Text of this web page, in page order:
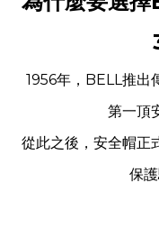
1956年，BELL推出
第一頂
從此之後，安全帽正
保